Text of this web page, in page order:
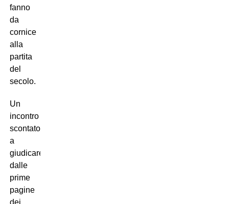
fanno
da
cornice
alla
partita
del
secolo.
Un
incontro dall’esito
scontato
a
giudicare
dalle
prime
pagine
dei